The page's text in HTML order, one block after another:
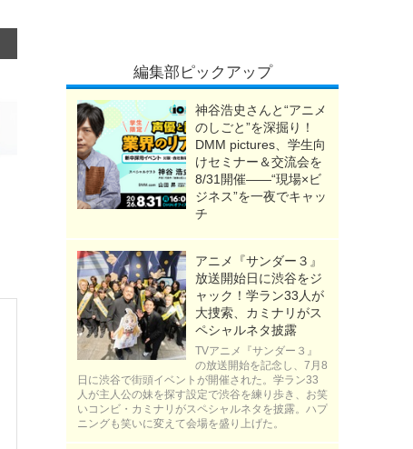
編集部ピックアップ
神谷浩史さんと“アニメ
のしごと”を深掘り！
DMM pictures、学生向
けセミナー＆交流会を
8/31開催――“現場×ビ
ジネス”を一夜でキャッ
チ
アニメ『サンダー３』
放送開始日に渋谷をジ
ャック！学ラン33人が
大捜索、カミナリがス
ペシャルネタ披露
TVアニメ『サンダー３』
の放送開始を記念し、7月8
日に渋谷で街頭イベントが開催された。学ラン33
人が主人公の妹を探す設定で渋谷を練り歩き、お笑
いコンビ・カミナリがスペシャルネタを披露。ハプ
ニングも笑いに変えて会場を盛り上げた。